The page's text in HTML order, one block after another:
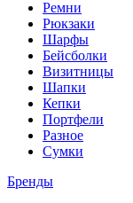
Ремни
Рюкзаки
Шарфы
Бейсболки
Визитницы
Шапки
Кепки
Портфели
Разное
Сумки
Бренды